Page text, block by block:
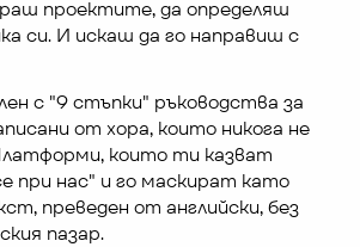
проектите, да определяш
си. И искаш да го направиш с
с "9 стъпки" ръководства за
от хора, които никога не
които ти казват
при нас" и го маскират като
преведен от английски, без
пазар.